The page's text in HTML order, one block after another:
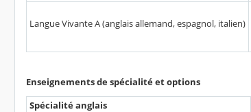
Langue Vivante A (anglais allemand, espagnol, italien)
Enseignements de spécialité et options
Spécialité anglais